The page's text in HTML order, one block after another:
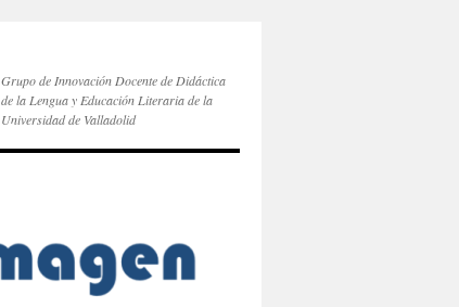
Grupo de Innovación Docente de Didáctica
de la Lengua y Educación Literaria de la
Universidad de Valladolid